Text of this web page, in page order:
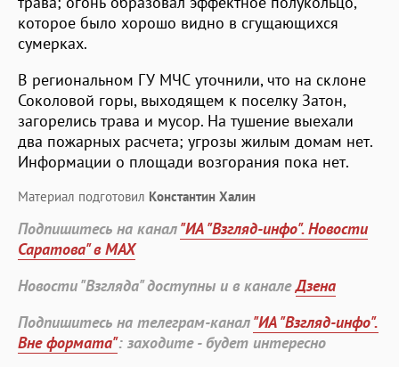
которое было хорошо видно в сгущающихся
сумерках.
В региональном ГУ МЧС уточнили, что на склоне
Соколовой горы, выходящем к поселку Затон,
загорелись трава и мусор. На тушение выехали
два пожарных расчета; угрозы жилым домам нет.
Информации о площади возгорания пока нет.
Материал подготовил Константин Халин
Подпишитесь на канал"ИА "Взгляд-инфо". Новости
Саратова" в MAX
Новости "Взгляда" доступны и в каналеДзена
Подпишитесь на телеграм-канал"ИА "Взгляд-инфо".
Вне формата": заходите - будет интересно